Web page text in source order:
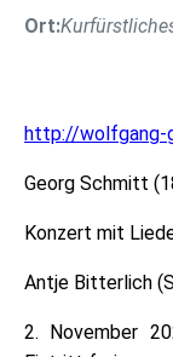
Ort:
http://wolfgang-
Georg Schmitt
Konzert mit
Antje Bitterlich
2. November